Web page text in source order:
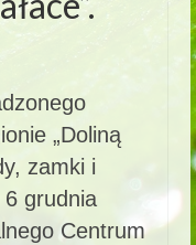
„Doliną
zamki i
6 grudnia
Centrum